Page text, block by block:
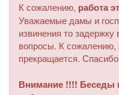
К сожалению, работа
Уважаемые дамы и
извинения то
вопросы. К сожалению,
прекращается.
Внимание !!!! Беседы